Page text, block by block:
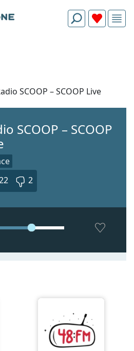
SCOOP – SCOOP Live
SCOOP – SCOOP
2